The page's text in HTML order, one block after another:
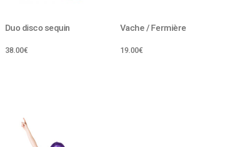
Duo disco sequin
38.00€
Vache / Fermière
19.00€